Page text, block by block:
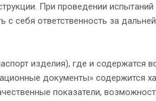
При проведении
себя ответственность за
изделия), где и
документы» содержится
показатели,